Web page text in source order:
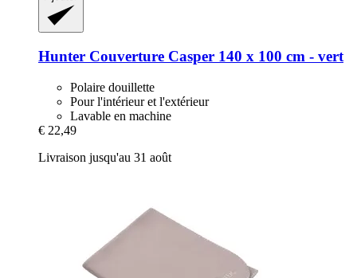
Hunter Couverture Casper 140 x 100 cm -​ vert
Polaire douillette
Pour l'intérieur et l'extérieur
Lavable en machine
€ 22,49
Livraison jusqu'au 31 août